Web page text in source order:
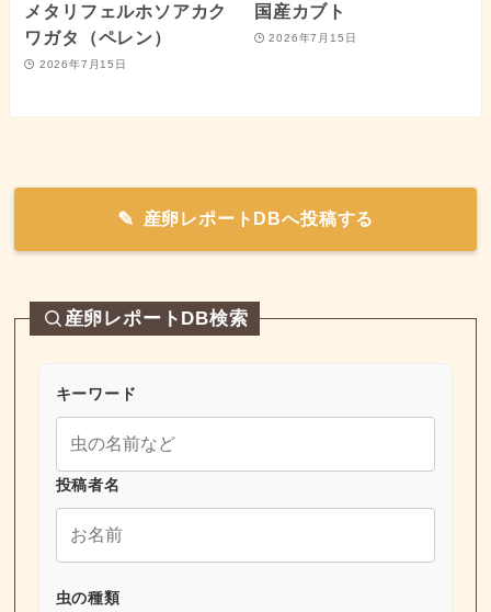
メタリフェルホソアカク
ワガタ（ペレン）
2026年7月15日
国産カブト
2026年7月15日
産卵レポートDBへ投稿する
産卵レポートDB検索
キーワード
投稿者名
虫の種類